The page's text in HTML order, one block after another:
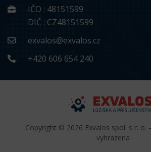
IČO : 48151599
DIČ : CZ48151599
exvalos@exvalos.cz
+420 606 654 240
Copyright © 2026 Exvalos spol. s r. o.
vyhrazena